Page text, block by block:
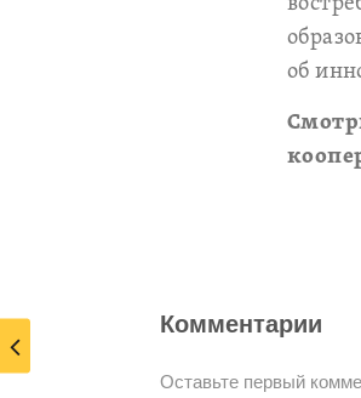
об
Комментарии
Оставьте первый